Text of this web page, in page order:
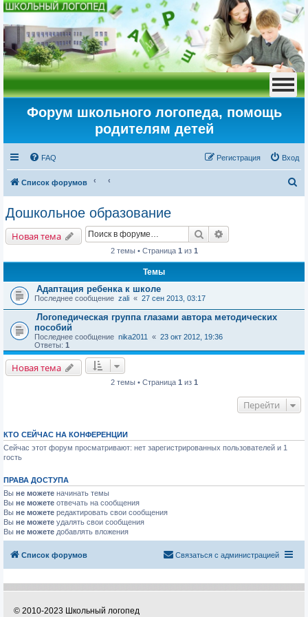
Форум школьного логопеда, помощь
родителям детей
FAQ Вход
Регистрация
Список форумов
о
Дошкольное образование
Новая тема Поиск
2 темы • Страница 1 из 1
Темы
Адаптация ребенка к школе
Последнее сообщение zali « 27 сен 2013, 03:17
Логопедическая группа глазами автора методических
пособий
Последнее сообщение nika2011 « 23 окт 2012, 19:36
Ответы: 1
Новая тема
2 темы • Страница 1 из 1
Перейти
КТО СЕЙЧАС НА КОНФЕРЕНЦИИ
Сейчас этот форум просматривают: нет зарегистрированных пользователей и 1
гость
ПРАВА ДОСТУПА
Вы не можете начинать темы
Вы не можете отвечать на сообщения
Вы не можете редактировать свои сообщения
Вы не можете удалять свои сообщения
Вы не можете добавлять вложения
Список форумов Связаться с администрацией
© 2010-2023 Школьный логопед